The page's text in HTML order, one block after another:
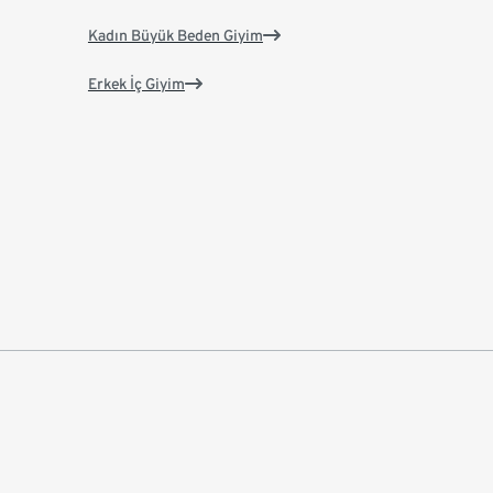
Kadın Büyük Beden Giyim
Erkek İç Giyim